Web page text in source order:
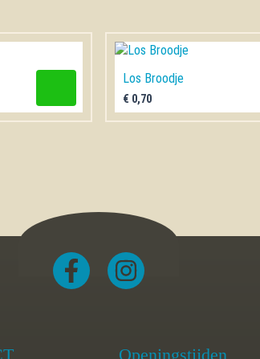
Los Broodje
€ 0,70
Openingstijden